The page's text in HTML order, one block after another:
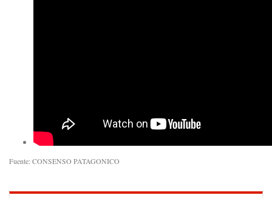
Fuente: CONSENSO PATAGONICO